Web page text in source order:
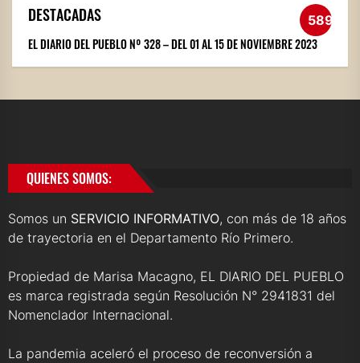
DESTACADAS 589
EL DIARIO DEL PUEBLO Nº 328 – DEL 01 AL 15 DE NOVIEMBRE 2023
QUIENES SOMOS:
Somos un SERVICIO INFORMATIVO, con más de 18 años
de trayectoria en el Departamento Río Primero.
Propiedad de Marisa Macagno, EL DIARIO DEL PUEBLO
es marca registrada según Resolución N° 2941831 del
Nomenclador Internacional.
La pandemia aceleró el proceso de reconversión a